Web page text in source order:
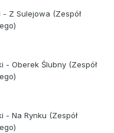
- Z Sulejowa (Zespół
- Oberek Ślubny (Zespół
- Na Rynku (Zespół